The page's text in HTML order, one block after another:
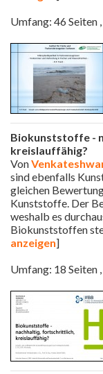
Umfang: 46 Seiten
Biokunststoffe -
kreislauffähig?
Von
sind ebenfalls
gleichen
Kunststoffe. Der
weshalb es
Biokunststoffen
anzeigen]
Umfang: 18 Seiten